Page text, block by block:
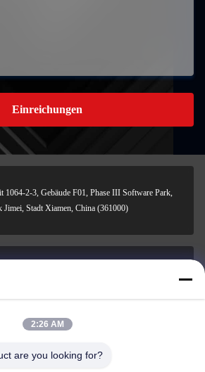
Einreichungen
1064-2-3, Gebäude F01, Phase III Software Park,
Jimei, Stadt Xiamen, China (361000)
592-5636807
2:26 AM
are you looking for?